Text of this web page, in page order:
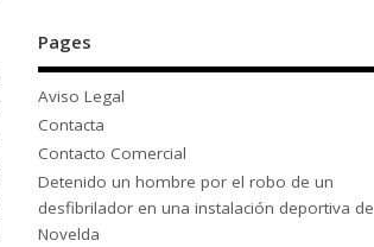
Pages
Aviso Legal
Contacta
Contacto Comercial
Detenido un hombre por el robo de un
desfibrilador en una instalación deportiva de
Novelda